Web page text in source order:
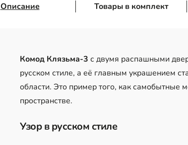
Описание Товары в комплект
Комод Клязьма-3 с двумя распашными
русском стиле, а её главным украшением
области. Это пример того, как самобытные
пространстве.
Узор в русском стиле